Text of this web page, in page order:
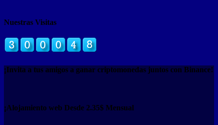
Nuestras Visitas
¡Invita a tus amigos a ganar criptomonedas juntos con Binance!
¡Alojamiento web Desde 2.35$ Mensual